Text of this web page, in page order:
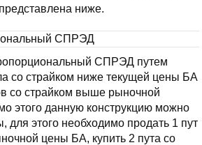
ниже.
СПРЭД путем
со страйком ниже текущей цены БА
со страйком выше рыночной
этого данную конструкцию можно
для этого необходимо продать 1 пут
цены БА, купить 2 пута со